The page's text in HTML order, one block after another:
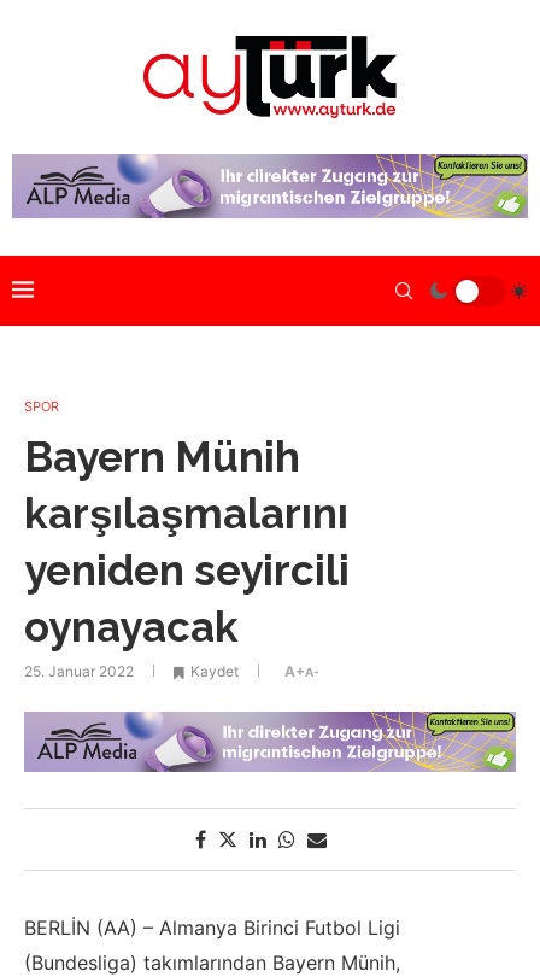
SPOR
Bayern Münih
karşılaşmalarını
yeniden seyircili
oynayacak
25. Januar 2022 Kaydet A+A-
BERLİN (AA) – Almanya Birinci Futbol Ligi
(Bundesliga) takımlarından Bayern Münih,